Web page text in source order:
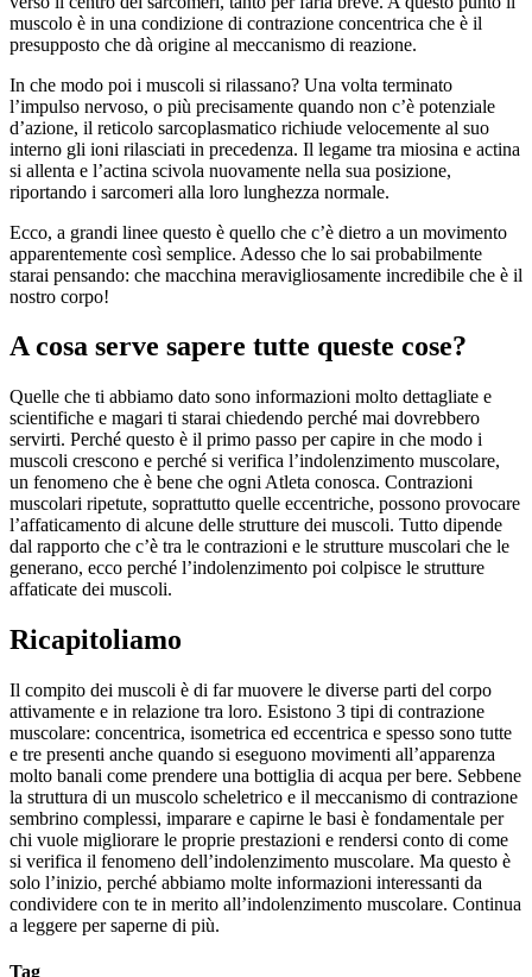
muscolo è in una condizione di contrazione concentrica che è il
presupposto che dà origine al meccanismo di reazione.
In che modo poi i muscoli si rilassano? Una volta terminato
l’impulso nervoso, o più precisamente quando non c’è potenziale
d’azione, il reticolo sarcoplasmatico richiude velocemente al suo
interno gli ioni rilasciati in precedenza. Il legame tra miosina e actina
si allenta e l’actina scivola nuovamente nella sua posizione,
riportando i sarcomeri alla loro lunghezza normale.
Ecco, a grandi linee questo è quello che c’è dietro a un movimento
apparentemente così semplice. Adesso che lo sai probabilmente
starai pensando: che macchina meravigliosamente incredibile che è il
nostro corpo!
A cosa serve sapere tutte queste cose?
Quelle che ti abbiamo dato sono informazioni molto dettagliate e
scientifiche e magari ti starai chiedendo perché mai dovrebbero
servirti. Perché questo è il primo passo per capire in che modo i
muscoli crescono e perché si verifica l’indolenzimento muscolare,
un fenomeno che è bene che ogni Atleta conosca. Contrazioni
muscolari ripetute, soprattutto quelle eccentriche, possono provocare
l’affaticamento di alcune delle strutture dei muscoli. Tutto dipende
dal rapporto che c’è tra le contrazioni e le strutture muscolari che le
generano, ecco perché l’indolenzimento poi colpisce le strutture
affaticate dei muscoli.
Ricapitoliamo
Il compito dei muscoli è di far muovere le diverse parti del corpo
attivamente e in relazione tra loro. Esistono 3 tipi di contrazione
muscolare: concentrica, isometrica ed eccentrica e spesso sono tutte
e tre presenti anche quando si eseguono movimenti all’apparenza
molto banali come prendere una bottiglia di acqua per bere. Sebbene
la struttura di un muscolo scheletrico e il meccanismo di contrazione
sembrino complessi, imparare e capirne le basi è fondamentale per
chi vuole migliorare le proprie prestazioni e rendersi conto di come
si verifica il fenomeno dell’indolenzimento muscolare. Ma questo è
solo l’inizio, perché abbiamo molte informazioni interessanti da
condividere con te in merito all’indolenzimento muscolare. Continua
a leggere per saperne di più.
Tag